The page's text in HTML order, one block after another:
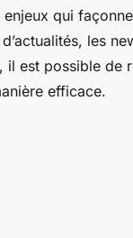
qui
les
il est possible de
efficace.